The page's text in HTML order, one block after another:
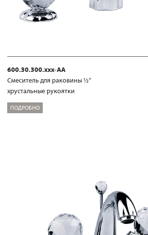
600.30.300.xxx-AA
Смеситель для раковины ½“
хрустальные рукоятки
ПОДРОБНО